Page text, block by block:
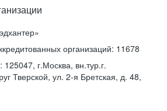
организаций: 11678
125047, г.Москва, вн.тур.г.
Тверской, ул. 2-я Бретская, д. 48,